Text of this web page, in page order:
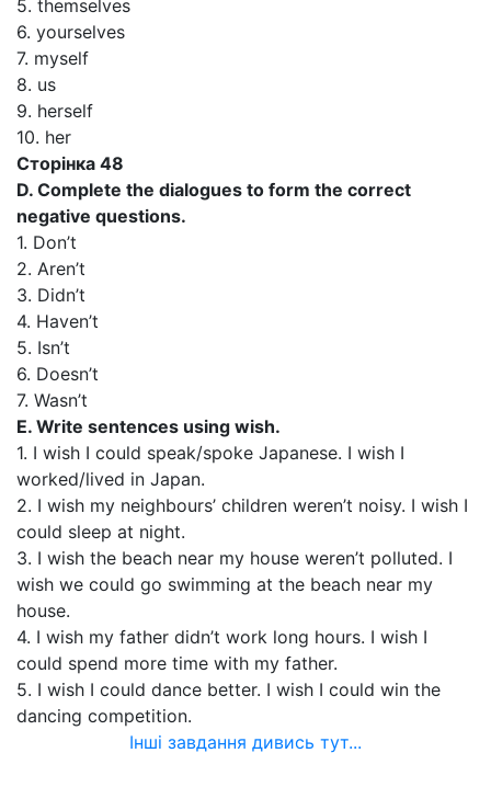
5. themselves
6. yourselves
7. myself
8. us
9. herself
10. her
Сторінка 48
D. Complete the dialogues to form the correct
negative questions.
1. Don’t
2. Aren’t
3. Didn’t
4. Haven’t
5. Isn’t
6. Doesn’t
7. Wasn’t
E. Write sentences using wish.
1. I wish I could speak/spoke Japanese. I wish I
worked/lived in Japan.
2. I wish my neighbours’ children weren’t noisy. I wish I
could sleep at night.
3. I wish the beach near my house weren’t polluted. I
wish we could go swimming at the beach near my
house.
4. I wish my father didn’t work long hours. I wish I
could spend more time with my father.
5. I wish I could dance better. I wish I could win the
dancing competition.
Інші завдання дивись тут...